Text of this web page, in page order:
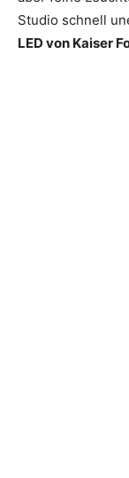
Studio schnell
LED von Kaiser